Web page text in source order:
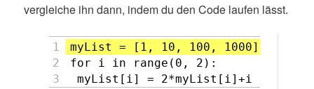
vergleiche ihn dann, indem du den Code laufen lässt.